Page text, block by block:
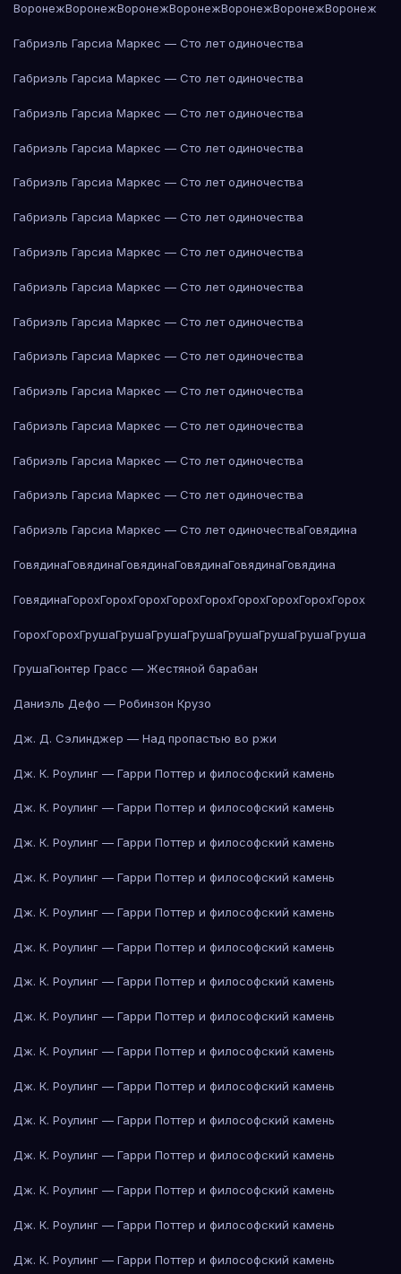
ВоронежВоронежВоронежВоронежВоронежВоронежВоронеж
Габриэль Гарсиа Маркес — Сто лет одиночества
Габриэль Гарсиа Маркес — Сто лет одиночества
Габриэль Гарсиа Маркес — Сто лет одиночества
Габриэль Гарсиа Маркес — Сто лет одиночества
Габриэль Гарсиа Маркес — Сто лет одиночества
Габриэль Гарсиа Маркес — Сто лет одиночества
Габриэль Гарсиа Маркес — Сто лет одиночества
Габриэль Гарсиа Маркес — Сто лет одиночества
Габриэль Гарсиа Маркес — Сто лет одиночества
Габриэль Гарсиа Маркес — Сто лет одиночества
Габриэль Гарсиа Маркес — Сто лет одиночества
Габриэль Гарсиа Маркес — Сто лет одиночества
Габриэль Гарсиа Маркес — Сто лет одиночества
Габриэль Гарсиа Маркес — Сто лет одиночества
Габриэль Гарсиа Маркес — Сто лет одиночестваГовядина
ГовядинаГовядинаГовядинаГовядинаГовядинаГовядина
ГовядинаГорохГорохГорохГорохГорохГорохГорохГорохГорох
ГорохГорохГрушаГрушаГрушаГрушаГрушаГрушаГрушаГруша
ГрушаГюнтер Грасс — Жестяной барабан
Даниэль Дефо — Робинзон Крузо
Дж. Д. Сэлинджер — Над пропастью во ржи
Дж. К. Роулинг — Гарри Поттер и философский камень
Дж. К. Роулинг — Гарри Поттер и философский камень
Дж. К. Роулинг — Гарри Поттер и философский камень
Дж. К. Роулинг — Гарри Поттер и философский камень
Дж. К. Роулинг — Гарри Поттер и философский камень
Дж. К. Роулинг — Гарри Поттер и философский камень
Дж. К. Роулинг — Гарри Поттер и философский камень
Дж. К. Роулинг — Гарри Поттер и философский камень
Дж. К. Роулинг — Гарри Поттер и философский камень
Дж. К. Роулинг — Гарри Поттер и философский камень
Дж. К. Роулинг — Гарри Поттер и философский камень
Дж. К. Роулинг — Гарри Поттер и философский камень
Дж. К. Роулинг — Гарри Поттер и философский камень
Дж. К. Роулинг — Гарри Поттер и философский камень
Дж. К. Роулинг — Гарри Поттер и философский камень